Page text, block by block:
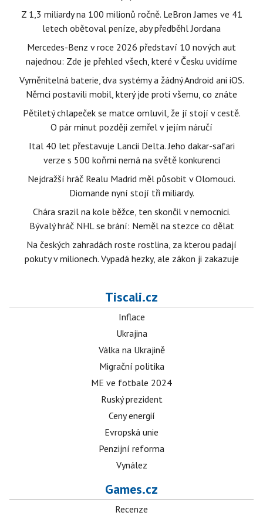
Z 1,3 miliardy na 100 milionů ročně. LeBron James ve 41
letech obětoval peníze, aby předběhl Jordana
Mercedes-Benz v roce 2026 představí 10 nových aut
najednou: Zde je přehled všech, které v Česku uvidíme
Vyměnitelná baterie, dva systémy a žádný Android ani iOS.
Němci postavili mobil, který jde proti všemu, co znáte
Pětiletý chlapeček se matce omluvil, že jí stojí v cestě.
O pár minut později zemřel v jejím náručí
Ital 40 let přestavuje Lancii Delta. Jeho dakar-safari
verze s 500 koňmi nemá na světě konkurenci
Nejdražší hráč Realu Madrid měl působit v Olomouci.
Diomande nyní stojí tři miliardy.
Chára srazil na kole běžce, ten skončil v nemocnici.
Bývalý hráč NHL se brání: Neměl na stezce co dělat
Na českých zahradách roste rostlina, za kterou padají
pokuty v milionech. Vypadá hezky, ale zákon ji zakazuje
Tiscali.cz
Inflace
Ukrajina
Válka na Ukrajině
Migrační politika
ME ve fotbale 2024
Ruský prezident
Ceny energií
Evropská unie
Penzijní reforma
Vynález
Games.cz
Recenze